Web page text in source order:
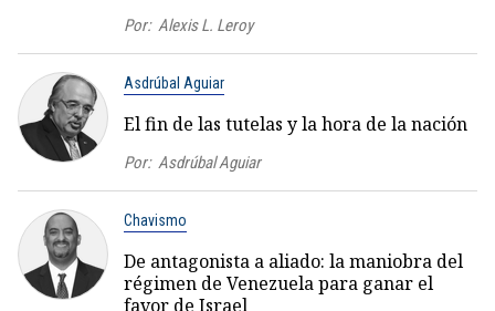
Por: Alexis L. Leroy
Asdrúbal Aguiar
El fin de las tutelas y la hora de la nación
Por: Asdrúbal Aguiar
Chavismo
De antagonista a aliado: la maniobra del
régimen de Venezuela para ganar el
favor de Israel